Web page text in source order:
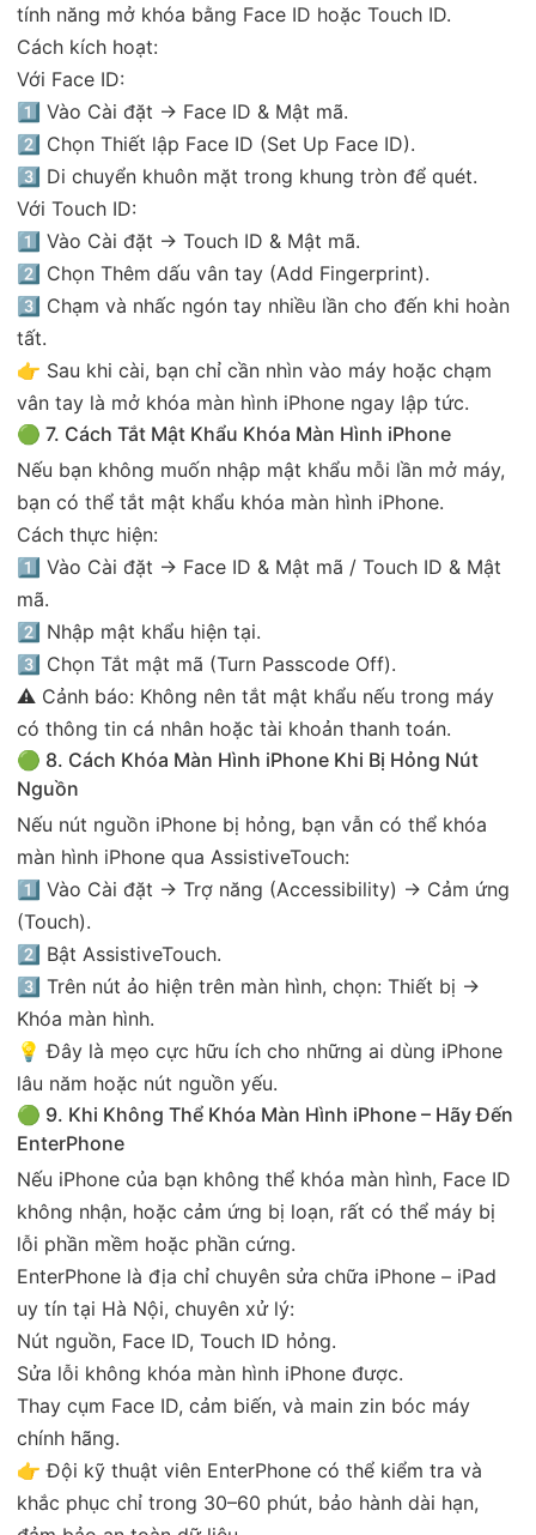
tính năng mở khóa bằng Face ID hoặc Touch ID.
Cách kích hoạt:
Với Face ID:
1️⃣ Vào Cài đặt → Face ID & Mật mã.
2️⃣ Chọn Thiết lập Face ID (Set Up Face ID).
3️⃣ Di chuyển khuôn mặt trong khung tròn để quét.
Với Touch ID:
1️⃣ Vào Cài đặt → Touch ID & Mật mã.
2️⃣ Chọn Thêm dấu vân tay (Add Fingerprint).
3️⃣ Chạm và nhấc ngón tay nhiều lần cho đến khi hoàn
tất.
👉 Sau khi cài, bạn chỉ cần nhìn vào máy hoặc chạm
vân tay là mở khóa màn hình iPhone ngay lập tức.
🟢 7. Cách Tắt Mật Khẩu Khóa Màn Hình iPhone
Nếu bạn không muốn nhập mật khẩu mỗi lần mở máy,
bạn có thể tắt mật khẩu khóa màn hình iPhone.
Cách thực hiện:
1️⃣ Vào Cài đặt → Face ID & Mật mã / Touch ID & Mật
mã.
2️⃣ Nhập mật khẩu hiện tại.
3️⃣ Chọn Tắt mật mã (Turn Passcode Off).
⚠️ Cảnh báo: Không nên tắt mật khẩu nếu trong máy
có thông tin cá nhân hoặc tài khoản thanh toán.
🟢 8. Cách Khóa Màn Hình iPhone Khi Bị Hỏng Nút
Nguồn
Nếu nút nguồn iPhone bị hỏng, bạn vẫn có thể khóa
màn hình iPhone qua AssistiveTouch:
1️⃣ Vào Cài đặt → Trợ năng (Accessibility) → Cảm ứng
(Touch).
2️⃣ Bật AssistiveTouch.
3️⃣ Trên nút ảo hiện trên màn hình, chọn: Thiết bị →
Khóa màn hình.
💡 Đây là mẹo cực hữu ích cho những ai dùng iPhone
lâu năm hoặc nút nguồn yếu.
🟢 9. Khi Không Thể Khóa Màn Hình iPhone – Hãy Đến
EnterPhone
Nếu iPhone của bạn không thể khóa màn hình, Face ID
không nhận, hoặc cảm ứng bị loạn, rất có thể máy bị
lỗi phần mềm hoặc phần cứng.
EnterPhone là địa chỉ chuyên sửa chữa iPhone – iPad
uy tín tại Hà Nội, chuyên xử lý:
Nút nguồn, Face ID, Touch ID hỏng.
Sửa lỗi không khóa màn hình iPhone được.
Thay cụm Face ID, cảm biến, và main zin bóc máy
chính hãng.
👉 Đội kỹ thuật viên EnterPhone có thể kiểm tra và
khắc phục chỉ trong 30–60 phút, bảo hành dài hạn,